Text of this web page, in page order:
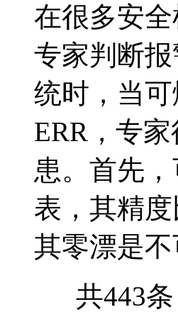
在很多安
专家判断
统时，当
ERR，专
患。首先
表，其精
其零漂是
共443